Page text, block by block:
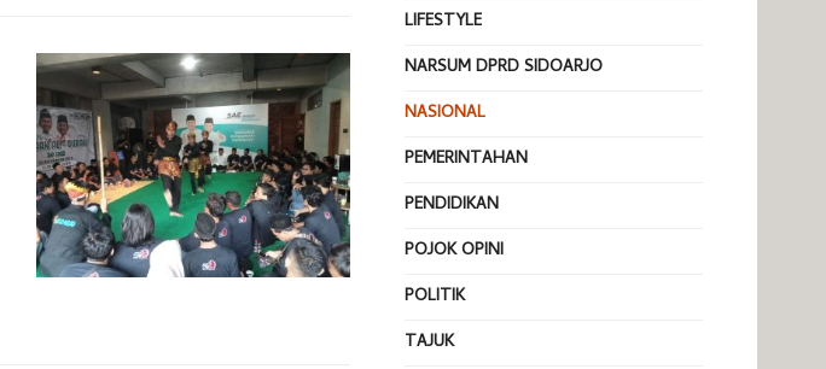
LIFESTYLE
NARSUM DPRD SIDOARJO
NASIONAL
PEMERINTAHAN
PENDIDIKAN
POJOK OPINI
POLITIK
TAJUK